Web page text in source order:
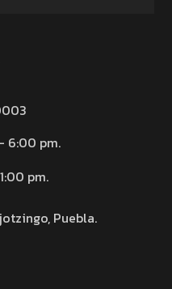
6:00 pm.
pm.
Puebla.